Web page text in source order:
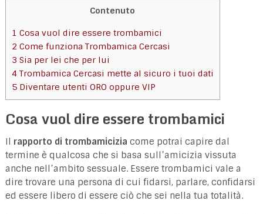
Contenuto
1 Cosa vuol dire essere trombamici
2 Come funziona Trombamica Cercasi
3 Sia per lei che per lui
4Trombamica Cercasi mette al sicuro i tuoi dati
5Diventare utenti ORO oppure VIP
Cosa vuol dire essere trombamici
Il rapporto di trombamicizia come potrai capire dal
termine è qualcosa che si basa sull’amicizia vissuta
anche nell’ambito sessuale. Essere trombamici vale a
dire trovare una persona di cui fidarsi, parlare, confidarsi
ed essere libero di essere ciò che sei nella tua totalità.